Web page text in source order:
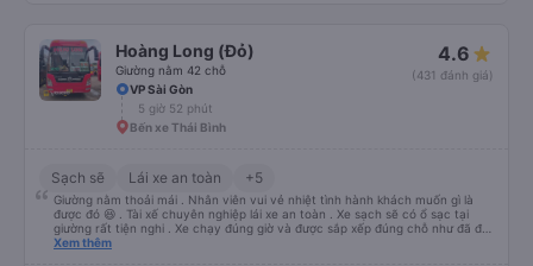
Hoàng Long (Đỏ)
Giường nằm 42 chỗ
4.6
(431 đánh giá)
VP Sài Gòn
5 giờ 52 phút
Bến xe Thái Bình
Sạch sẽ Lái xe an toàn +5
Giường nằm thoải mái . Nhân viên vui vẻ nhiệt tình hành khách muốn gì là
được đó 😆 . Tài xế chuyên nghiệp lái xe an toàn . Xe sạch sẽ có ổ sạc tại
giường rất tiện nghi . Xe chạy đúng giờ và được sắp xếp đúng chỗ như đã đặt
. Điểm 10 cho hoàng long đỏ 👍
Xem thêm